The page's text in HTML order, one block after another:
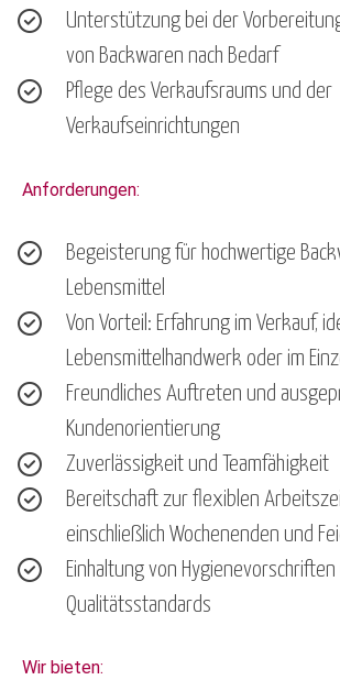
Unterstützung bei der
von Backwaren nach Bedarf
Pflege des Verkaufsraums und der
Verkaufseinrichtungen
Anforderungen:
Begeisterung für hochwertige
Lebensmittel
Von Vorteil: Erfahrung im Verkauf,
Lebensmittelhandwerk oder im
Freundliches Auftreten und
Kundenorientierung
Zuverlässigkeit und Teamfähigkeit
Bereitschaft zur flexiblen
einschließlich Wochenenden und
Einhaltung von Hygienevorschriften
Qualitätsstandards
Wir bieten: